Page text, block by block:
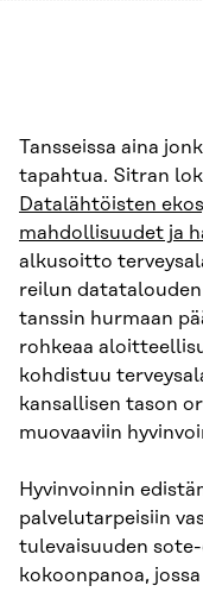
Tansseissa aina
tapahtua. Sitran
Datalähtöisten
mahdollisuudet ja
alkusoitto
reilun
tanssin hurmaan
rohkeaa
kohdistuu
kansallisen tason
muovaaviin
Hyvinvoinnin
palvelutarpeisiin
tulevaisuuden
kokoonpanoa,